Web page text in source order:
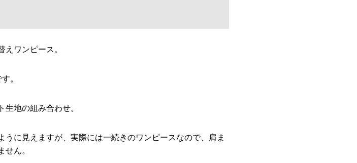
ワンピース。
。
地の組み合わせ。
に見えますが、実際には一続きのワンピースなので、肩ま
ん。